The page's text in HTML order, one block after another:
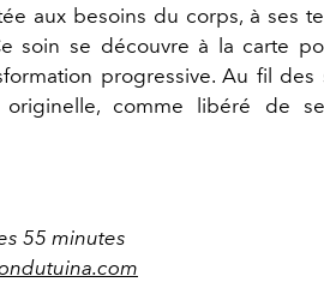
aux besoins du corps, à ses
soin se découvre à la carte
progressive. Au fil des
comme libéré de
55 minutes